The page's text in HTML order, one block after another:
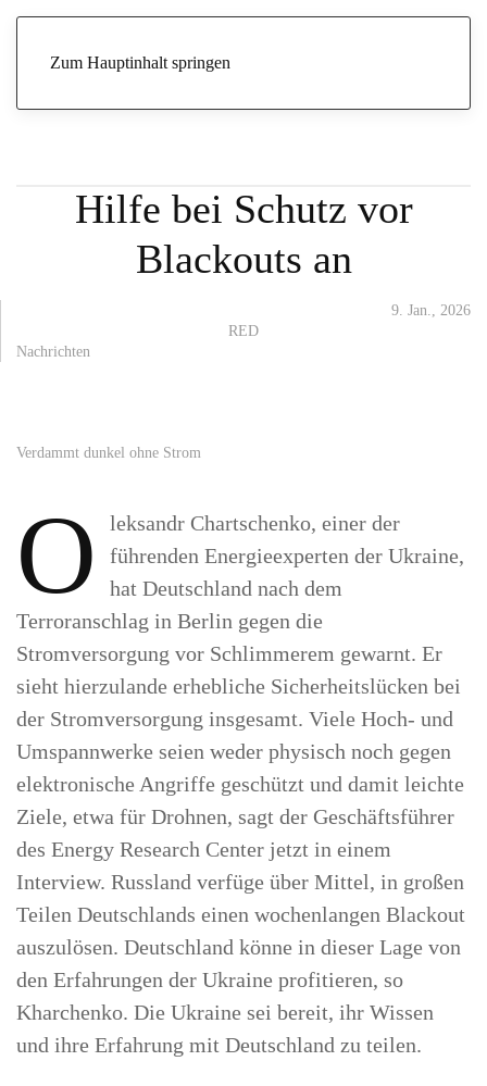
Zum Hauptinhalt springen
Schutz vor Blackouts an
Hilfe bei Schutz vor
Blackouts an
9. Jan., 2026
RED
Nachrichten
Verdammt dunkel ohne Strom
O
leksandr Chartschenko, einer der
führenden Energieexperten der Ukraine,
hat Deutschland nach dem
Terroranschlag in Berlin gegen die
Stromversorgung vor Schlimmerem gewarnt. Er
sieht hierzulande erhebliche Sicherheitslücken bei
der Stromversorgung insgesamt. Viele Hoch- und
Umspannwerke seien weder physisch noch gegen
elektronische Angriffe geschützt und damit leichte
Ziele, etwa für Drohnen, sagt der Geschäftsführer
des Energy Research Center jetzt in einem
Interview. Russland verfüge über Mittel, in großen
Teilen Deutschlands einen wochenlangen Blackout
auszulösen. Deutschland könne in dieser Lage von
den Erfahrungen der Ukraine profitieren, so
Kharchenko. Die Ukraine sei bereit, ihr Wissen
und ihre Erfahrung mit Deutschland zu teilen.